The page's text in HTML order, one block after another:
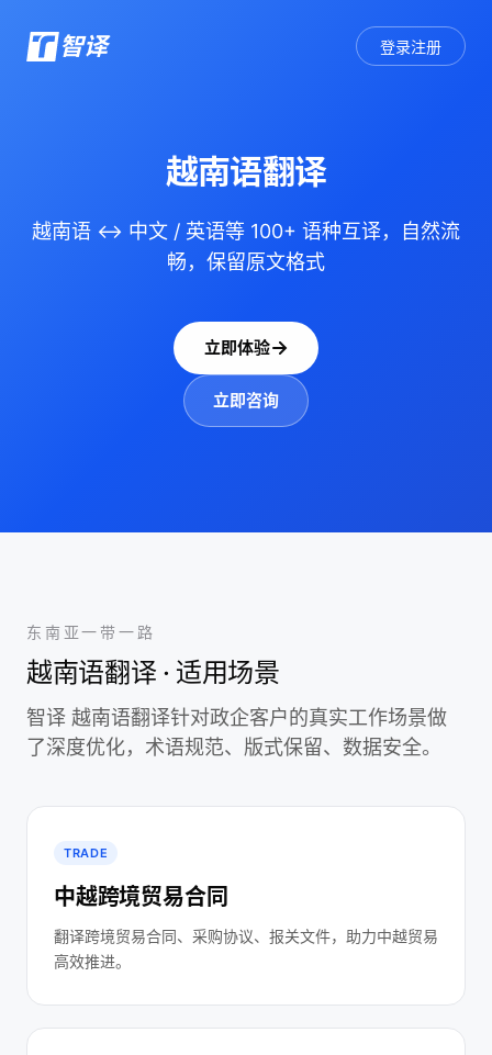
智译 登录注册
越南语翻译
越南语 ↔ 中文 / 英语等 100+ 语种互译，自然流
畅，保留原文格式
立即体验
立即咨询
东南亚一带一路
越南语翻译 · 适用场景
智译 越南语翻译针对政企客户的真实工作场景做
了深度优化，术语规范、版式保留、数据安全。
TRADE
中越跨境贸易合同
翻译跨境贸易合同、采购协议、报关文件，助力中越贸易
高效推进。